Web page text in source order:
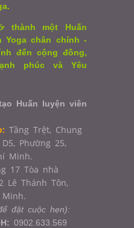
thành một Huấn
Yoga chân chính -
đến cộng đồng,
phúc và Yêu
Huấn luyện viên
Tầng Trệt, Chung
Phường 25,
Minh.
17 Tòa nhà
Lê Thánh Tôn,
Minh.
đặt cuộc hẹn):
0902.633.569